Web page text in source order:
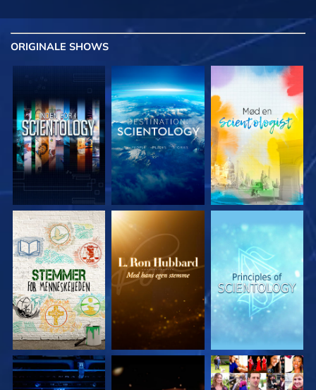
ORIGINALE SHOWS
UDFORSK SERIEN UDFORSK SERIEN UDFORSK SERIEN